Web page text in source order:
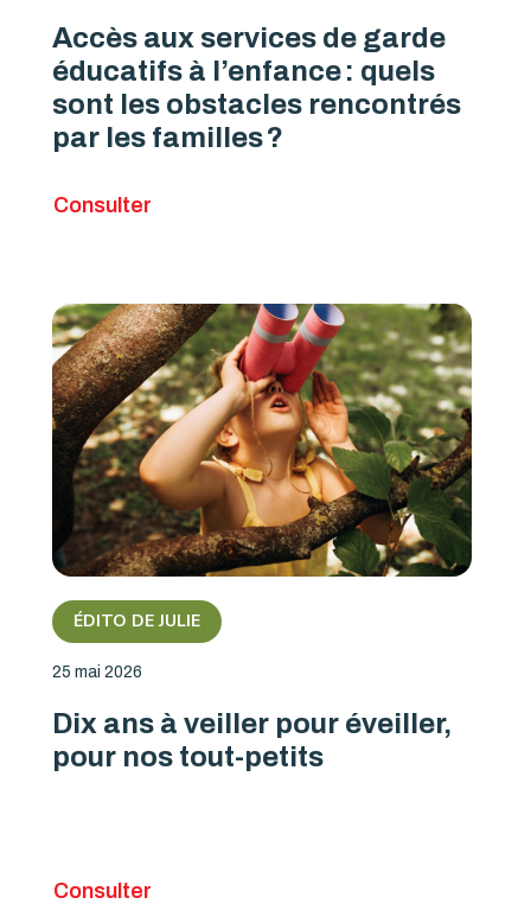
Accès aux services de garde
éducatifs à l’enfance : quels
sont les obstacles rencontrés
par les familles ?
Consulter
ÉDITO DE JULIE
25 mai 2026
Dix ans à veiller pour éveiller,
pour nos tout-petits
Consulter